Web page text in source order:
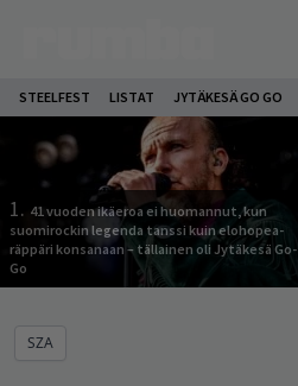
STEELFEST LISTAT JYTÄKESÄ GO GO
1. 41 vuoden ikäeroa ei huomannut, kun
suomirockin legenda tanssi kuin elohopea-
räppäri konsanaan – tällainen oli Jytäkesä Go-
Go
SZA